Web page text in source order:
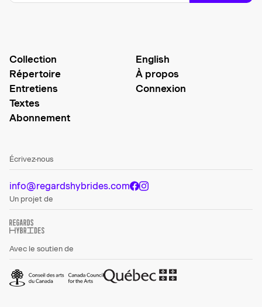
Collection
Répertoire
Entretiens
Textes
Abonnement
English
À propos
Connexion
Écrivez-nous
info@regardshybrides.com
Un projet de
Avec le soutien de